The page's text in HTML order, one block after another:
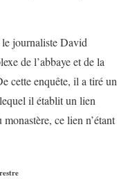
le journaliste David
de l’abbaye et de la
cette enquête, il a tiré un
il établit un lien
ce lien n’étant